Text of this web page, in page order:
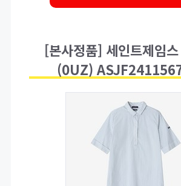
[본사정품] 세인트제임
(0UZ)